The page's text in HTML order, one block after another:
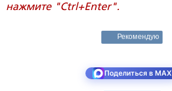
нажмите "Ctrl+Enter".
Рекомендую
Поделиться в MAX